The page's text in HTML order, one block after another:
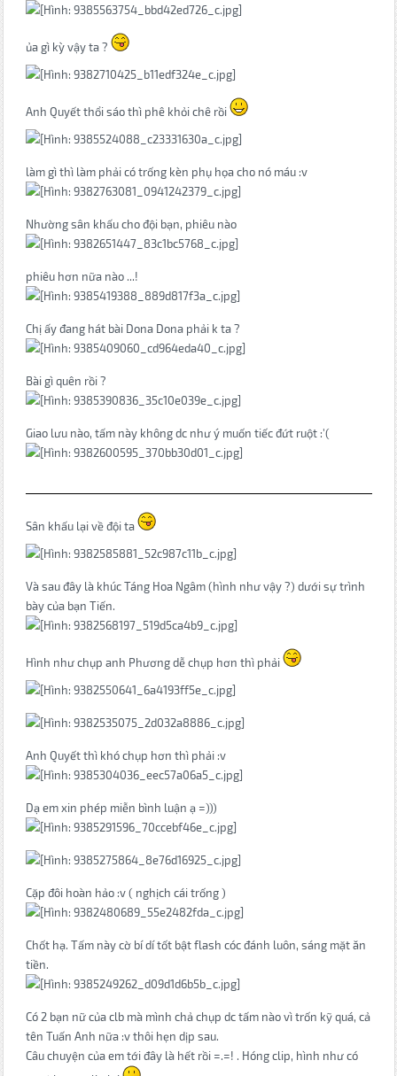
ủa gì kỳ vậy ta ?
Anh Quyết thổi sáo thì phê khỏi chê rồi
làm gì thì làm phải có trống kèn phụ họa cho nó máu :v
Nhường sân khấu cho đội bạn, phiêu nào
phiêu hơn nữa nào ...!
Chị ấy đang hát bài Dona Dona phải k ta ?
Bài gì quên rồi ?
Giao lưu nào, tấm này không dc như ý muốn tiếc đứt ruột :'(
Sân khấu lại về đội ta
Và sau đây là khúc Táng Hoa Ngâm (hình như vậy ?) dưới sự trình
bày của bạn Tiến.
Hình như chụp anh Phương dễ chụp hơn thì phải
Anh Quyết thì khó chụp hơn thì phải :v
Dạ em xin phép miễn bình luận ạ =)))
Cặp đôi hoàn hảo :v ( nghịch cái trống )
Chốt hạ. Tấm này cờ bí dí tốt bật flash cóc đánh luôn, sáng mặt ăn
tiền.
Có 2 bạn nữ của clb mà mình chả chụp dc tấm nào vì trốn kỹ quá, cả
tên Tuấn Anh nữa :v thôi hẹn dịp sau.
Câu chuyện của em tới đây là hết rồi =.=! . Hóng clip, hình như có